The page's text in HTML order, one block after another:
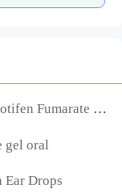
Nasal Sprays
gel oral
Drops